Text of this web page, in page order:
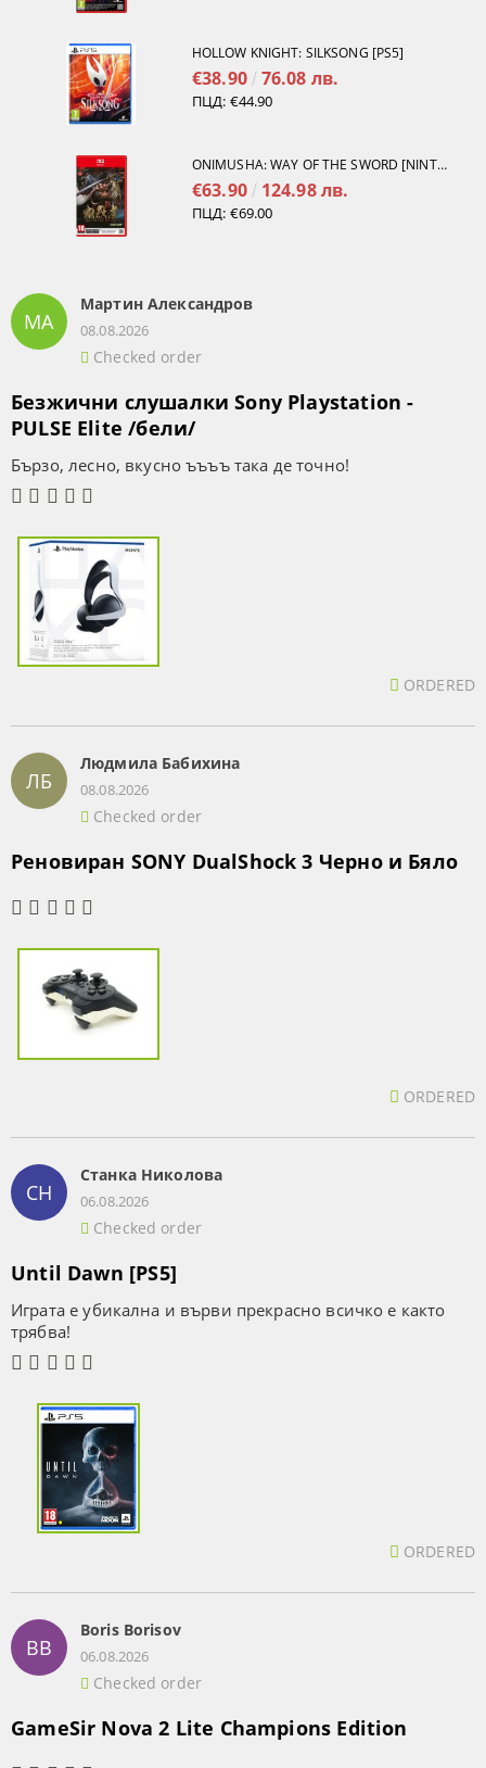
HOLLOW KNIGHT: SILKSONG [PS5]
€38.90 76.08 лв.
ПЦД: €44.90
ONIMUSHA: WAY OF THE SWORD [NINTENDO SWITCH 2]
€63.90 124.98 лв.
ПЦД: €69.00
МА
Мартин Александров
08.08.2026
Checked order
Безжични слушалки Sony Playstation -
PULSE Elite /бели/
Бързо, лесно, вкусно ъъъъ така де точно!
ORDERED
ЛБ
Людмила Бабихина
08.08.2026
Checked order
Реновиран SONY DualShock 3 Черно и Бяло
ORDERED
СН
Станка Николова
06.08.2026
Checked order
Until Dawn [PS5]
Играта е убикална и върви прекрасно всичко е както
трябва!
ORDERED
BB
Boris Borisov
06.08.2026
Checked order
GameSir Nova 2 Lite Champions Edition